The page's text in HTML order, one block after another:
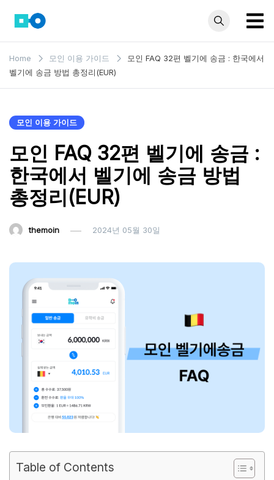
content
모인 해
외송금
까지 꼭 알아야 할
Home 모인 이용 가이드
모인 FAQ 32편 벨기에 송금 : 한국에서
벨기에 송금 방법 총정리(EUR)
모인 이용 가이드
모인 FAQ 32편 벨기에 송금 :
한국에서 벨기에 송금 방법
총정리(EUR)
themoin 2024년 05월 30일
Table of Contents